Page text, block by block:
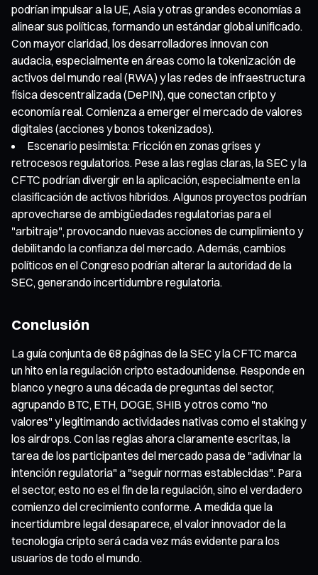
podrían impulsar a la UE, Asia y otras grandes economías a
alinear sus políticas, formando un estándar global unificado.
Con mayor claridad, los desarrolladores innovan con
audacia, especialmente en áreas como la tokenización de
activos del mundo real (RWA) y las redes de infraestructura
física descentralizada (DePIN), que conectan cripto y
economía real. Comienza a emerger el mercado de valores
digitales (acciones y bonos tokenizados).
Escenario pesimista: Fricción en zonas grises y
retrocesos regulatorios. Pese a las reglas claras, la SEC y la
CFTC podrían divergir en la aplicación, especialmente en la
clasificación de activos híbridos. Algunos proyectos podrían
aprovecharse de ambigüedades regulatorias para el
"arbitraje", provocando nuevas acciones de cumplimiento y
debilitando la confianza del mercado. Además, cambios
políticos en el Congreso podrían alterar la autoridad de la
SEC, generando incertidumbre regulatoria.
Conclusión
La guía conjunta de 68 páginas de la SEC y la CFTC marca
un hito en la regulación cripto estadounidense. Responde en
blanco y negro a una década de preguntas del sector,
agrupando BTC, ETH, DOGE, SHIB y otros como "no
valores" y legitimando actividades nativas como el staking y
los airdrops. Con las reglas ahora claramente escritas, la
tarea de los participantes del mercado pasa de "adivinar la
intención regulatoria" a "seguir normas establecidas". Para
el sector, esto no es el fin de la regulación, sino el verdadero
comienzo del crecimiento conforme. A medida que la
incertidumbre legal desaparece, el valor innovador de la
tecnología cripto será cada vez más evidente para los
usuarios de todo el mundo.